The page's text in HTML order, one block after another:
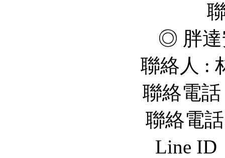
◎ 胖達
聯絡人 :
聯絡電話
聯絡電
Line ID